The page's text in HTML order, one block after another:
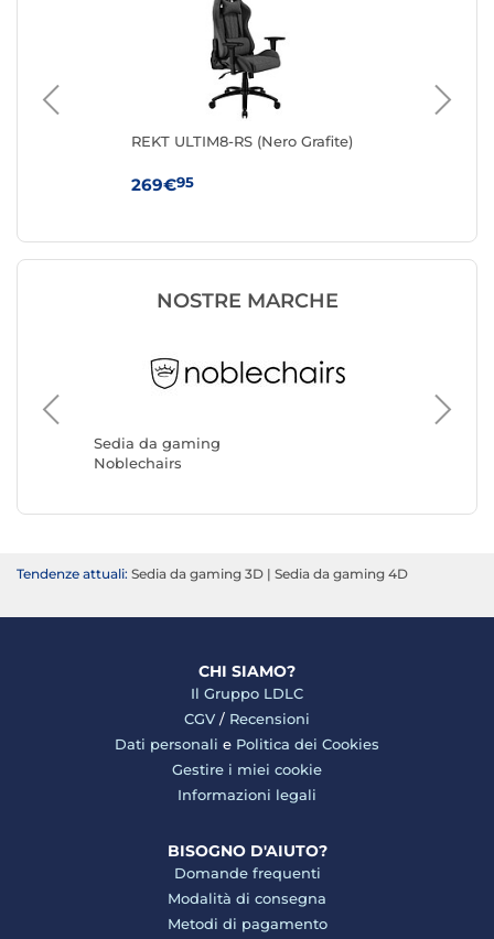
REKT ULTIM8-RS (Nero Grafite)
269€95
NOSTRE MARCHE
Sedia da gaming
Noblechairs
Tendenze attuali: Sedia da gaming 3D | Sedia da gaming 4D
CHI SIAMO?
Il Gruppo LDLC
CGV / Recensioni
Dati personali e Politica dei Cookies
Gestire i miei cookie
Informazioni legali
BISOGNO D'AIUTO?
Domande frequenti
Modalità di consegna
Metodi di pagamento